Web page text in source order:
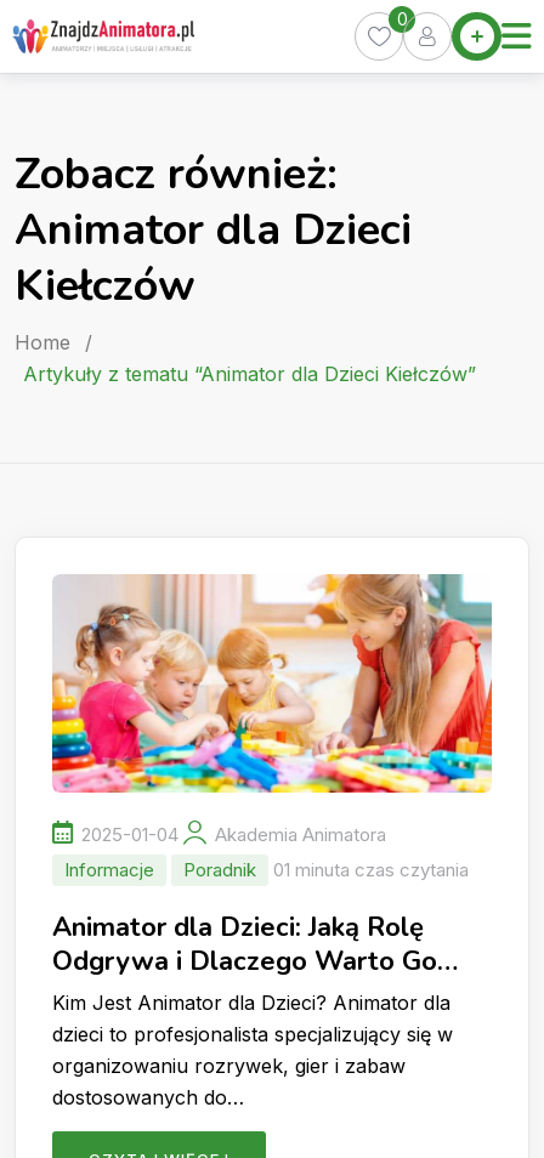
Skip
to
content
Home
Oferty
Kurs
0
Zobacz również:
Animator dla Dzieci
Kiełczów
Home
/
Artykuły z tematu “Animator dla Dzieci Kiełczów”
2025-01-04
Akademia Animatora
Informacje
Poradnik 01 minuta czas czytania
Animator dla Dzieci: Jaką Rolę
Odgrywa i Dlaczego Warto Go
Wynająć?
Kim Jest Animator dla Dzieci? Animator dla
dzieci to profesjonalista specjalizujący się w
organizowaniu rozrywek, gier i zabaw
dostosowanych do…